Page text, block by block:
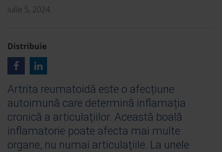
iulie 5, 2024
Distribuie
Artrita reumatoidă este o afecțiune
autoimună care determină inflamația
cronică a articulațiilor. Această boală
inflamatorie poate afecta mai multe
organe, nu numai articulațiile. La unele